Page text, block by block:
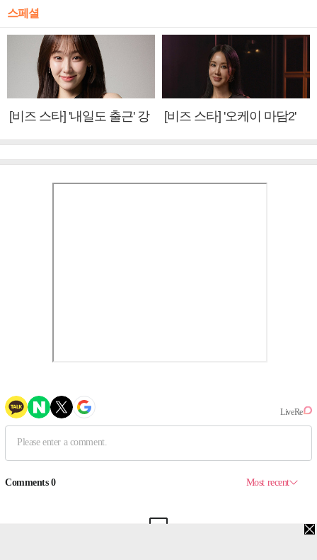
스페셜
[비즈 스타] '내일도 출근' 강
[비즈 스타] '오케이 마담2'